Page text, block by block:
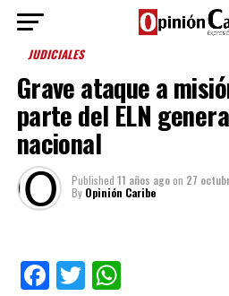
JUDICIALES
Grave ataque a
parte del ELN
nacional
Published 11 años agoon 27
By Opinión Caribe
Facebook
Twitter